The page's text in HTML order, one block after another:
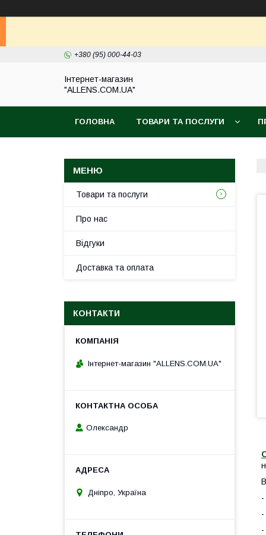
+380 (95) 000-44-03
Інтернет-магазин
"ALLENS.COM.UA"
ГОЛОВНА ТОВАРИ ТА ПОСЛУГИ
-
-
Товари та послуги
Про нас
Відгуки
Доставка та оплата
КОНТАКТИ
Інтернет-магазин "ALLENS.COM.UA"
Олександр
Дніпро, Україна